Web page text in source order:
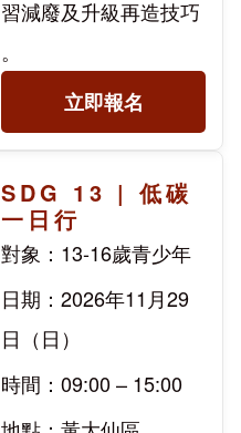
習減廢及升級再造技巧
。
立即報名
SDG 13 | 低碳
一日行
對象：13-16歲青少年
日期：2026年11月29
日（日）
時間：09:00 – 15:00